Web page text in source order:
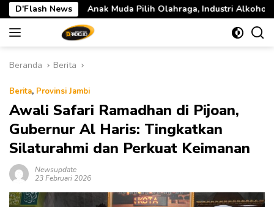
Langsung
ke
konten
D'Flash News
Muda Pilih Olahraga, Industri Alkohol Dunia Mulai Tertekan
Beranda Berita
Berita, Provinsi Jambi
Awali Safari Ramadhan di Pijoan,
Gubernur Al Haris: Tingkatkan
Silaturahmi dan Perkuat Keimanan
Newsupdate
23 Februari 2026